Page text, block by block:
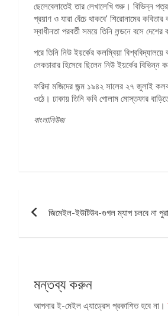
ছেলেবেলাতেই তা‍র লেখালেখি শুরু। বিভিন্ন
প্রয়াণ ও যারা বেঁচে থাকবে’ শিরোনামের
স্বাধীনতা পরবর্তী সময়ে তিনি লন্ডনে বসে
পরে তিনি নিউ ইয়র্কের কলম্বিয়া
লেকচারার হিসেবে ছিলেন নিউ ইয়র্কের
ফরিদা মজিদের জন্ম ১৯৪২ সালের ২৭ জুলাই
ওঠে। ঢাকায় তিনি কবি গোলাম মোস্তফার
বাংলানিউজ
জিমেইল-ইউটিউব-গুগল ম্যাপ চলবে না
মন্তব্য করুন
আপনার ই-মেইল এ্যাড্রেস প্রকাশিত হবে না।